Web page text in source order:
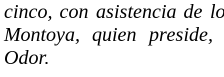
cinco, con asistencia de
Montoya, quien
Odor.